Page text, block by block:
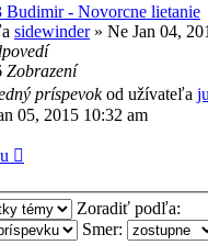
Budimir - Novorcne lietanie
sidewinder» Ne Jan 04,
Zobrazení
príspevokod užívateľa
05, 2015 10:32 am
Zoradiť podľa:
Smer: